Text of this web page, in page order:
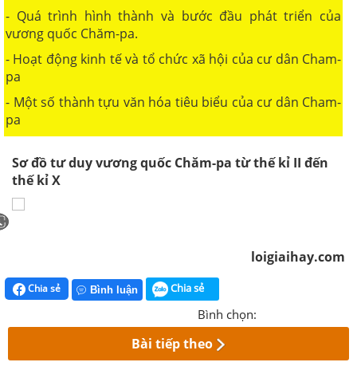
- Quá trình hình thành và bước đầu phát triển của
vương quốc Chăm-pa.
- Hoạt động kinh tế và tổ chức xã hội của cư dân Cham-
pa
- Một số thành tựu văn hóa tiêu biểu của cư dân Cham-
pa
Sơ đồ tư duy vương quốc Chăm-pa từ thế kỉ II đến
thế kỉ X
loigiaihay.com
Chia sẻ Bình luận Chia sẻ
Bình chọn:
Bài tiếp theo